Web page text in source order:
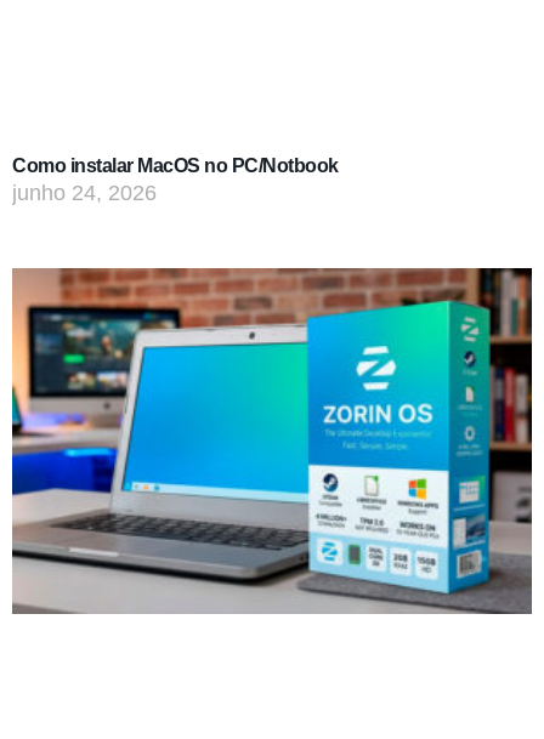
Como instalar MacOS no PC/Notbook
junho 24, 2026